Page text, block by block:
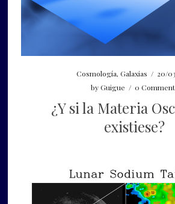
Cosmología, Galaxias / 20/
byGuigue / 0
¿Y si la Materia
existiese?